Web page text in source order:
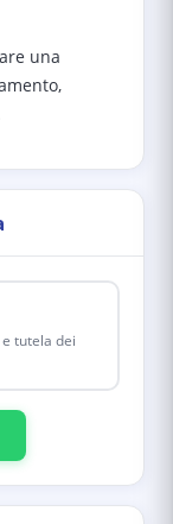
una
tutela dei